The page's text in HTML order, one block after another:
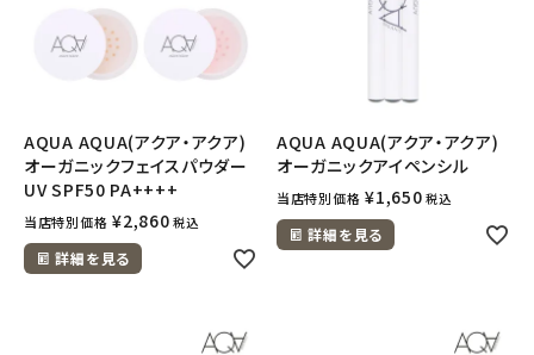
AQUA AQUA(アクア・アクア)
オーガニックフェイスパウダー
UV SPF50 PA++++
当店特別価格 ¥2,860 税込
詳細を見る
AQUA AQUA(アクア・アクア)
オーガニックアイペンシル
当店特別価格 ¥1,650 税込
詳細を見る